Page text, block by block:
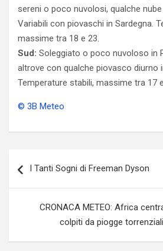
sereni o poco nuvolosi, qualche
Variabili con piovaschi in Sardegna.
massime tra 18 e 23.
Sud: Soleggiato o poco nuvoloso in
altrove con qualche piovasco diurno
Temperature stabili, massime tra 17
© 3B Meteo
articoli
I Tanti Sogni di Freeman Dyson
CRONACA METEO: Africa
colpiti da piogge